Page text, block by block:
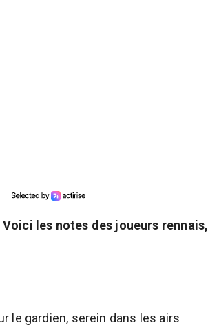
les notes des joueurs rennais,
le gardien, serein dans les airs